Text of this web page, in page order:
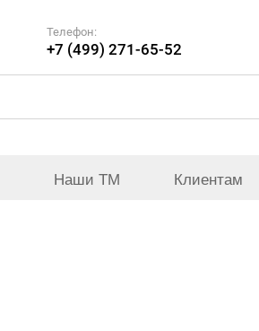
Телефон:
+7 (499) 271-65-52
Наши ТМ Клиентам